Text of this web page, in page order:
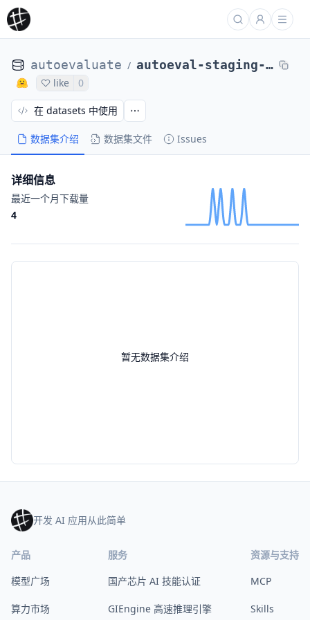
autoevaluate / autoeval-staging-eval-glue-cola-34569e-14786061
like 0
数据集介绍 数据集文件 Issues
在 datasets 中使用
暂无数据集介绍
详细信息
最近一个月下载量
4
开发 AI 应用从此简单
产品
模型广场
算力市场
服务
国产芯片 AI 技能认证
GIEngine 高速推理引擎
资源与支持
MCP
Skills